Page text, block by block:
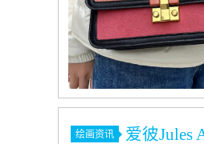
绘画资讯 爱彼Jules